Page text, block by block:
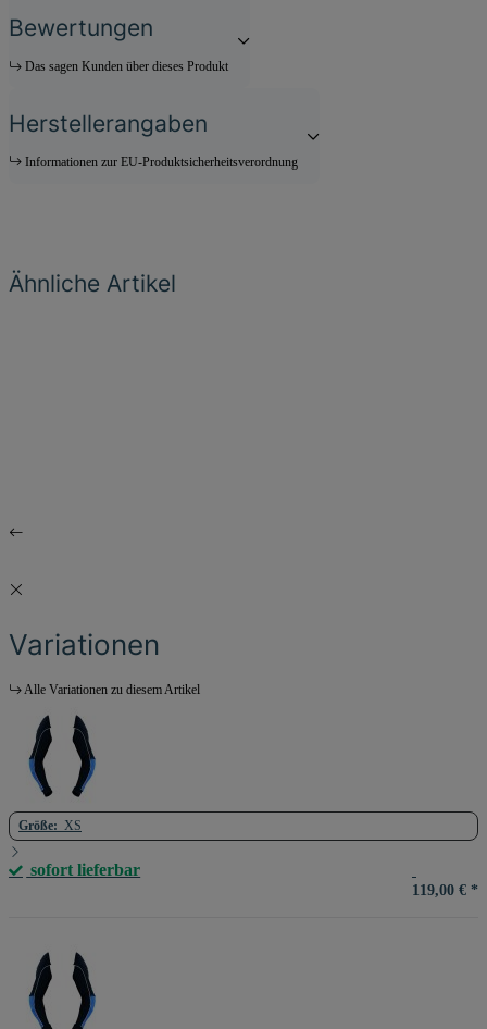
Bewertungen
Das sagen Kunden über dieses Produkt
Herstellerangaben
Informationen zur EU-Produktsicherheitsverordnung
Ähnliche Artikel
Variationen
Alle Variationen zu diesem Artikel
Größe: XS
sofort lieferbar
119,00 € *